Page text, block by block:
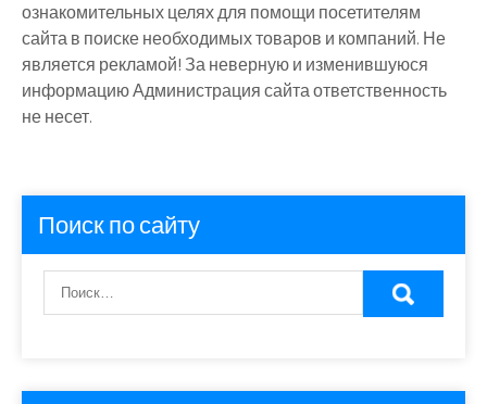
ознакомительных целях для помощи посетителям
сайта в поиске необходимых товаров и компаний. Не
является рекламой! За неверную и изменившуюся
информацию Администрация сайта ответственность
не несет.
Поиск по сайту